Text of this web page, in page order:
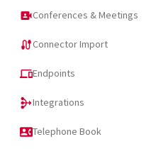
video_camera_frontConferences & Meetings
cableConnector Import
devicesEndpoints
mediationIntegrations
contact_phoneTelephone Book